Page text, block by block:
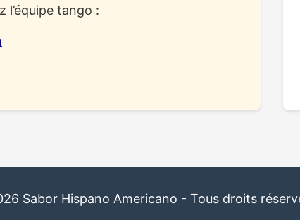
l’équipe tango :
Sabor Hispano Americano - Tous droits